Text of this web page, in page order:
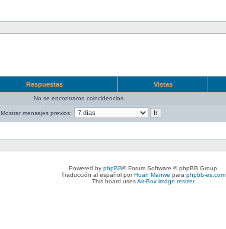
Respuestas Vistas
No se encontraron coincidencias.
Mostrar mensajes previos:
Powered by phpBB® Forum Software © phpBB Group
Traducción al español porHuan Manwë para phpbb-es.com
This board usesAir-Box image resizer